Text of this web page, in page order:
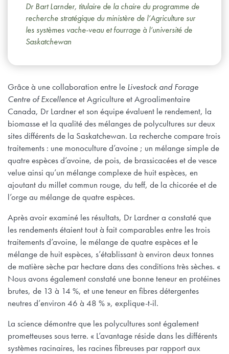
Dr Bart Larnder, titulaire de la chaire du programme de
recherche stratégique du ministère de l’Agriculture sur
les systèmes vache-veau et fourrage à l’université de
Saskatchewan
Grâce à une collaboration entre le Livestock and Forage
Centre of Excellenceet Agriculture et Agroalimentaire
Canada, Dr Lardner et son équipe évaluent le rendement, la
biomasse et la qualité des mélanges de polycultures sur deux
sites différents de la Saskatchewan. La recherche compare trois
traitements : une monoculture d’avoine ; un mélange simple de
quatre espèces d’avoine, de pois, de brassicacées et de vesce
velue ainsi qu’un mélange complexe de huit espèces, en
ajoutant du millet commun rouge, du teff, de la chicorée et de
l’orge au mélange de quatre espèces.
Après avoir examiné les résultats, Dr Lardner a constaté que
les rendements étaient tout à fait comparables entre les trois
traitements d’avoine, le mélange de quatre espèces et le
mélange de huit espèces, s’établissant à environ deux tonnes
de matière sèche par hectare dans des conditions très sèches. «
Nous avons également constaté une bonne teneur en protéines
brutes, de 13 à 14 %, et une teneur en fibres détergentes
neutres d’environ 46 à 48 % », explique-t-il.
La science démontre que les polycultures sont également
prometteuses sous terre. « L’avantage réside dans les différents
systèmes racinaires, les racines fibreuses par rapport aux